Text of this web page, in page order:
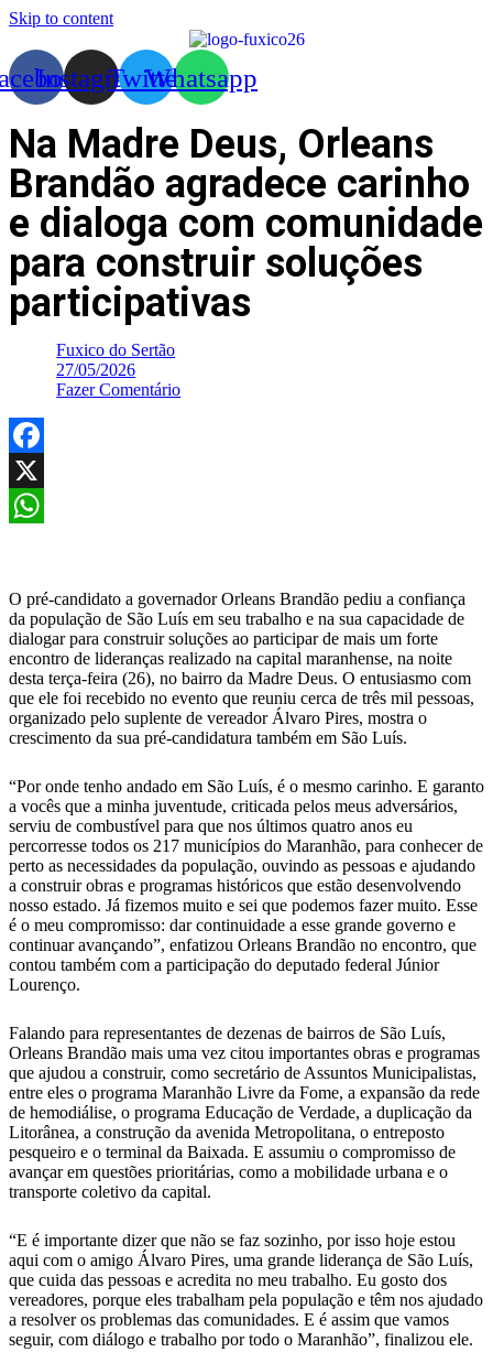
Skip to content
InstagramTwitterWhatsapp
Na Madre Deus, Orleans
Brandão agradece carinho
e dialoga com comunidade
para construir soluções
participativas
Fuxico do Sertão
27/05/2026
Fazer Comentário
Facebook
X
O pré-candidato a governador Orleans Brandão pediu a confiança
da população de São Luís em seu trabalho e na sua capacidade de
dialogar para construir soluções ao participar de mais um forte
encontro de lideranças realizado na capital maranhense, na noite
desta terça-feira (26), no bairro da Madre Deus. O entusiasmo com
que ele foi recebido no evento que reuniu cerca de três mil pessoas,
organizado pelo suplente de vereador Álvaro Pires, mostra o
crescimento da sua pré-candidatura também em São Luís.
“Por onde tenho andado em São Luís, é o mesmo carinho. E garanto
a vocês que a minha juventude, criticada pelos meus adversários,
serviu de combustível para que nos últimos quatro anos eu
percorresse todos os 217 municípios do Maranhão, para conhecer de
perto as necessidades da população, ouvindo as pessoas e ajudando
a construir obras e programas históricos que estão desenvolvendo
nosso estado. Já fizemos muito e sei que podemos fazer muito. Esse
é o meu compromisso: dar continuidade a esse grande governo e
continuar avançando”, enfatizou Orleans Brandão no encontro, que
contou também com a participação do deputado federal Júnior
Lourenço.
Falando para representantes de dezenas de bairros de São Luís,
Orleans Brandão mais uma vez citou importantes obras e programas
que ajudou a construir, como secretário de Assuntos Municipalistas,
entre eles o programa Maranhão Livre da Fome, a expansão da rede
de hemodiálise, o programa Educação de Verdade, a duplicação da
Litorânea, a construção da avenida Metropolitana, o entreposto
pesqueiro e o terminal da Baixada. E assumiu o compromisso de
avançar em questões prioritárias, como a mobilidade urbana e o
transporte coletivo da capital.
“E é importante dizer que não se faz sozinho, por isso hoje estou
aqui com o amigo Álvaro Pires, uma grande liderança de São Luís,
que cuida das pessoas e acredita no meu trabalho. Eu gosto dos
vereadores, porque eles trabalham pela população e têm nos ajudado
a resolver os problemas das comunidades. E é assim que vamos
seguir, com diálogo e trabalho por todo o Maranhão”, finalizou ele.